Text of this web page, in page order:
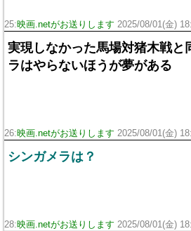
25:映画.netがお送りします 2025/08/01(金)
実現しなかった馬場対猪木戦と
ラはやらないほうが夢がある
26:映画.netがお送りします 2025/08/01(金)
シンガメラは？
28:映画.netがお送りします 2025/08/01(金)